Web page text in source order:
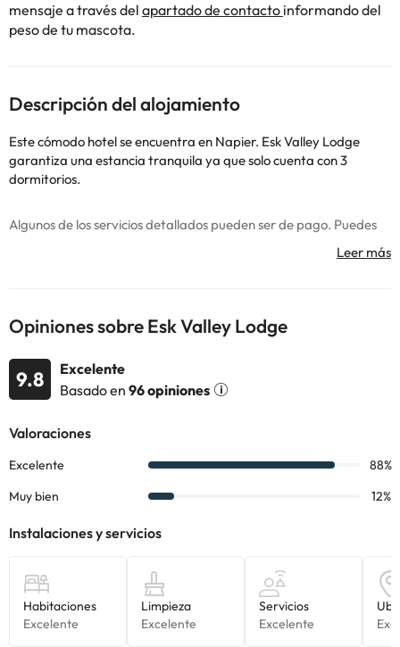
mensaje a través del apartado de contacto informando del
peso de tu mascota.
Descripción del alojamiento
Este cómodo hotel se encuentra en Napier. Esk Valley Lodge
garantiza una estancia tranquila ya que solo cuenta con 3
dormitorios.
Algunos de los servicios detallados pueden ser de pago. Puedes
consultar sus tarifas directamente en el establecimiento. Toda la
información de esta ficha está sujeta a cambios por parte del
Opiniones sobre Esk Valley Lodge
9.8
Excelente
Basado en 96 opiniones